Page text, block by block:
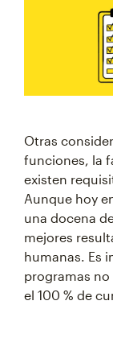
Otras
funciones, la
existen
Aunque hoy
una docena
mejores
humanas. Es
programas
el 100 % de